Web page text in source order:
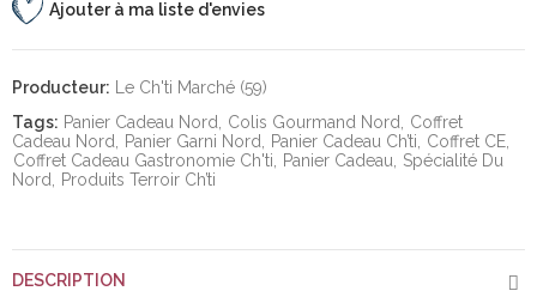
Ajouter à ma liste d'envies
Producteur:
Le Ch'ti Marché (59)
Tags: Panier Cadeau Nord Colis Gourmand Nord
Coffret
Cadeau Nord
Panier Garni Nord Panier Cadeau Ch’ti
Coffret CE
Coffret Cadeau Gastronomie Ch'ti
Panier Cadeau
Spécialité Du
Nord
Produits Terroir Ch’ti
DESCRIPTION